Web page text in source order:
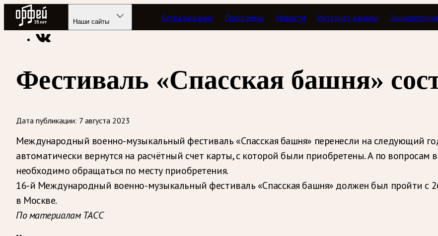
Радио Орфей
Наши сайты Сетка вещания Программы Новости Интернет-каналы Энциклопедия
Радио классической музыки «Орфей» Новости
Фестиваль «Спасская башня»
Дата публикации: 7 августа 2023
Международный военно-музыкальный фестиваль «Спасская башня» перенесли на следующий
автоматически вернутся на расчётный счет карты, с которой были приобретены. А по вопросам
необходимо обращаться по месту приобретения.
16-й Международный военно-музыкальный фестиваль «Спасская башня» должен был пройти с
в Москве.
По материалам ТАСС